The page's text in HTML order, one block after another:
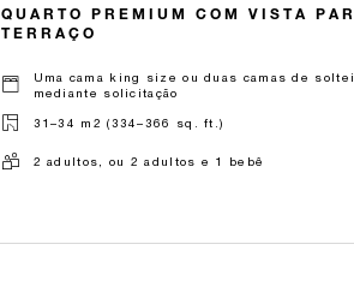
QUARTO PREMIUM COM VISTA
TERRAÇO
Uma cama king size ou duas camas de
mediante solicitação
31–34 m2 (334–366 sq. ft.)
2 adultos, ou 2 adultos e 1 bebê